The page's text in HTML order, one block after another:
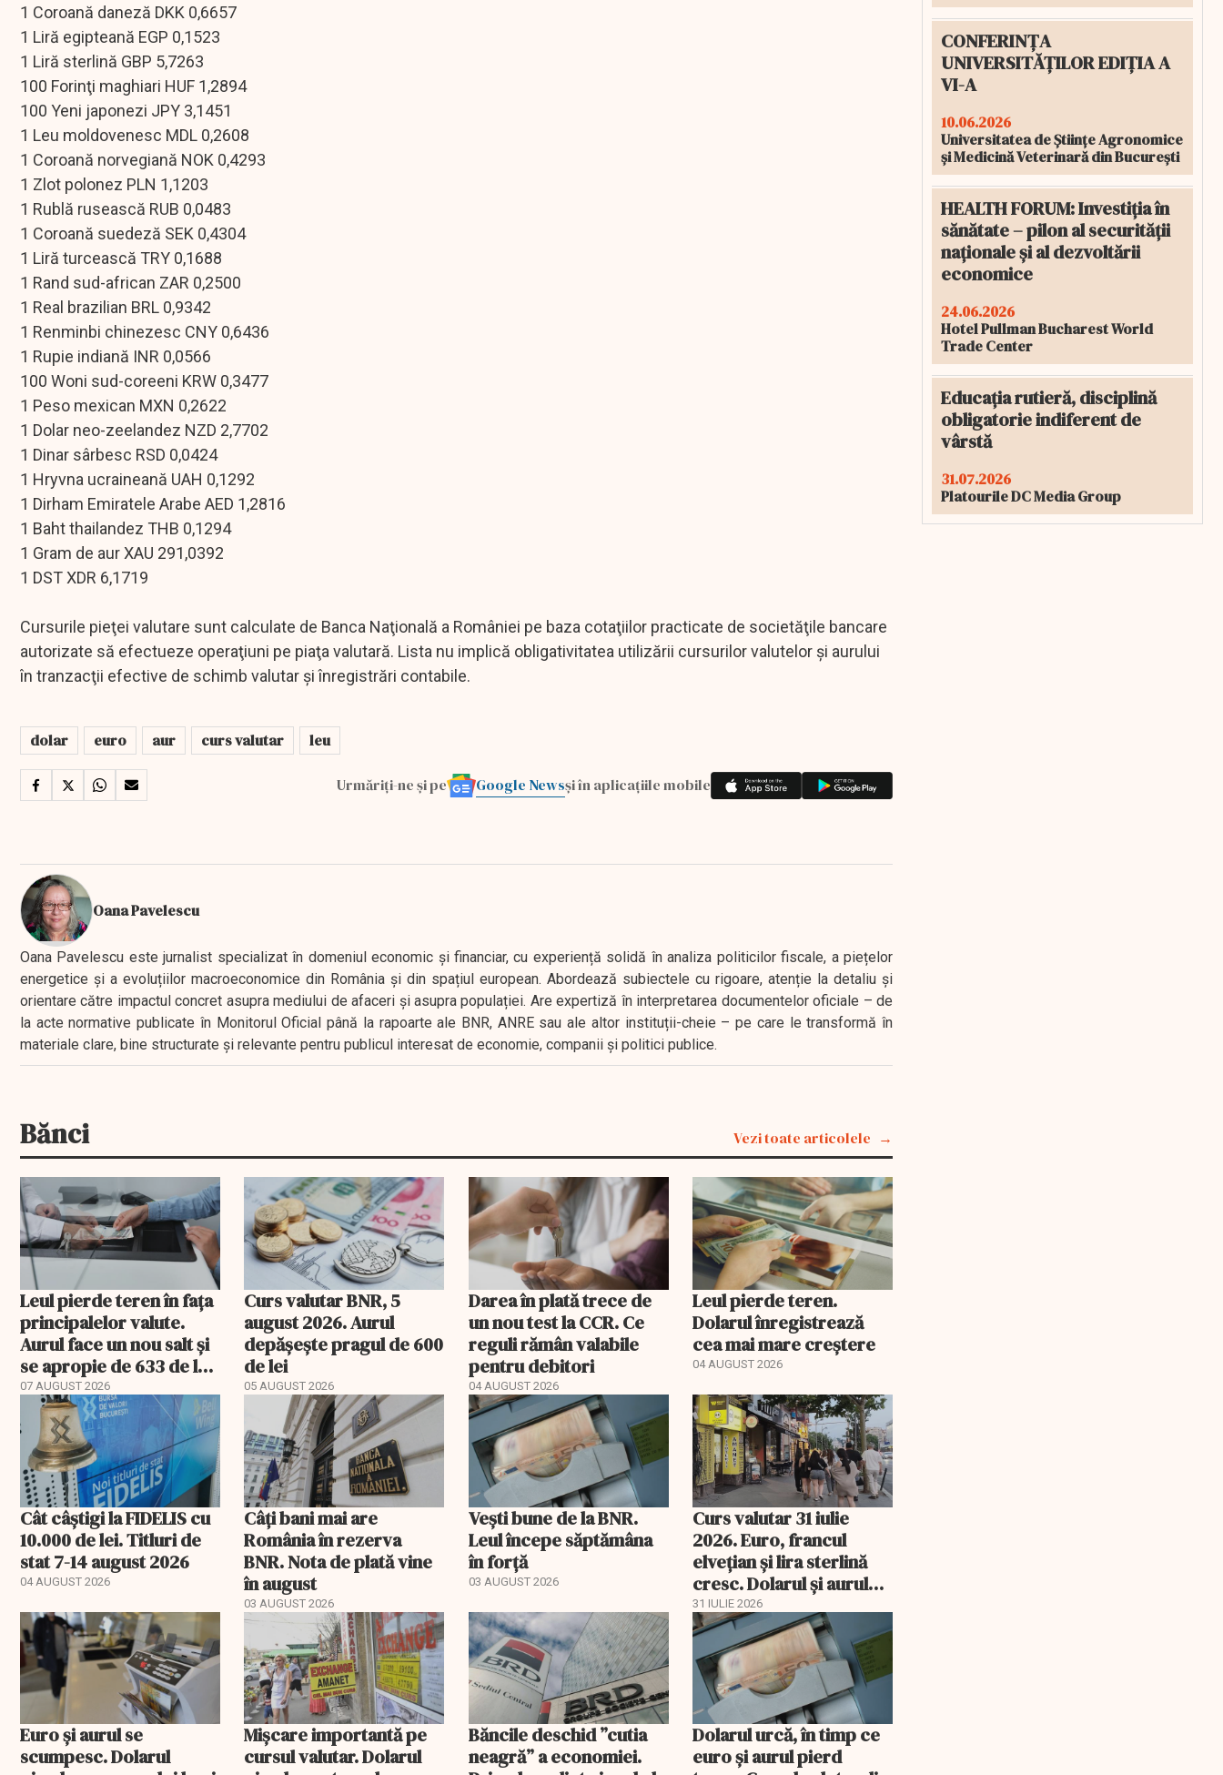
1 Coroană daneză DKK 0,6657
1 Liră egipteană EGP 0,1523
1 Liră sterlină GBP 5,7263
100 Forinţi maghiari HUF 1,2894
100 Yeni japonezi JPY 3,1451
1 Leu moldovenesc MDL 0,2608
1 Coroană norvegiană NOK 0,4293
1 Zlot polonez PLN 1,1203
1 Rublă rusească RUB 0,0483
1 Coroană suedeză SEK 0,4304
1 Liră turcească TRY 0,1688
1 Rand sud-african ZAR 0,2500
1 Real brazilian BRL 0,9342
1 Renminbi chinezesc CNY 0,6436
1 Rupie indiană INR 0,0566
100 Woni sud-coreeni KRW 0,3477
1 Peso mexican MXN 0,2622
1 Dolar neo-zeelandez NZD 2,7702
1 Dinar sârbesc RSD 0,0424
1 Hryvna ucraineană UAH 0,1292
1 Dirham Emiratele Arabe AED 1,2816
1 Baht thailandez THB 0,1294
1 Gram de aur XAU 291,0392
1 DST XDR 6,1719
Cursurile pieţei valutare sunt calculate de Banca Naţională a României pe baza cotaţiilor practicate de societăţile bancare
autorizate să efectueze operaţiuni pe piaţa valutară. Lista nu implică obligativitatea utilizării cursurilor valutelor şi aurului
în tranzacţii efective de schimb valutar şi înregistrări contabile.
dolar euro aur curs valutar leu
Urmăriți-ne și pe Google Newsși în aplicațiile mobile
Oana Pavelescu
Oana Pavelescu este jurnalist specializat în domeniul economic și financiar, cu experiență solidă în analiza politicilor fiscale, a piețelor
energetice și a evoluțiilor macroeconomice din România și din spațiul european. Abordează subiectele cu rigoare, atenție la detaliu și
orientare către impactul concret asupra mediului de afaceri și asupra populației. Are expertiză în interpretarea documentelor oficiale – de
la acte normative publicate în Monitorul Oficial până la rapoarte ale BNR, ANRE sau ale altor instituții-cheie – pe care le transformă în
materiale clare, bine structurate și relevante pentru publicul interesat de economie, companii și politici publice.
Bănci Vezi toate articolele
Leul pierde teren în fața
principalelor valute.
Aurul face un nou salt și
se apropie de 633 de lei
gramul
07 AUGUST 2026
Curs valutar BNR, 5
august 2026. Aurul
depășește pragul de 600
de lei
05 AUGUST 2026
Darea în plată trece de
un nou test la CCR. Ce
reguli rămân valabile
pentru debitori
04 AUGUST 2026
Leul pierde teren.
Dolarul înregistrează
cea mai mare creștere
04 AUGUST 2026
Cât câștigi la FIDELIS cu
10.000 de lei. Titluri de
stat 7-14 august 2026
04 AUGUST 2026
Câți bani mai are
România în rezerva
BNR. Nota de plată vine
în august
03 AUGUST 2026
Vești bune de la BNR.
Leul începe săptămâna
în forță
03 AUGUST 2026
Curs valutar 31 iulie
2026. Euro, francul
elvețian și lira sterlină
cresc. Dolarul și aurul
pierd teren
31 IULIE 2026
Euro și aurul se
scumpesc. Dolarul
Mișcare importantă pe
cursul valutar. Dolarul
Băncile deschid ”cutia
neagră” a economiei.
Dolarul urcă, în timp ce
euro și aurul pierd
CONFERINȚA
UNIVERSITĂȚILOR EDIȚIA A
VI-A
10.06.2026
Universitatea de Științe Agronomice
și Medicină Veterinară din București
HEALTH FORUM: Investiția în
sănătate – pilon al securității
naționale și al dezvoltării
economice
24.06.2026
Hotel Pullman Bucharest World
Trade Center
Educația rutieră, disciplină
obligatorie indiferent de
vârstă
31.07.2026
Platourile DC Media Group